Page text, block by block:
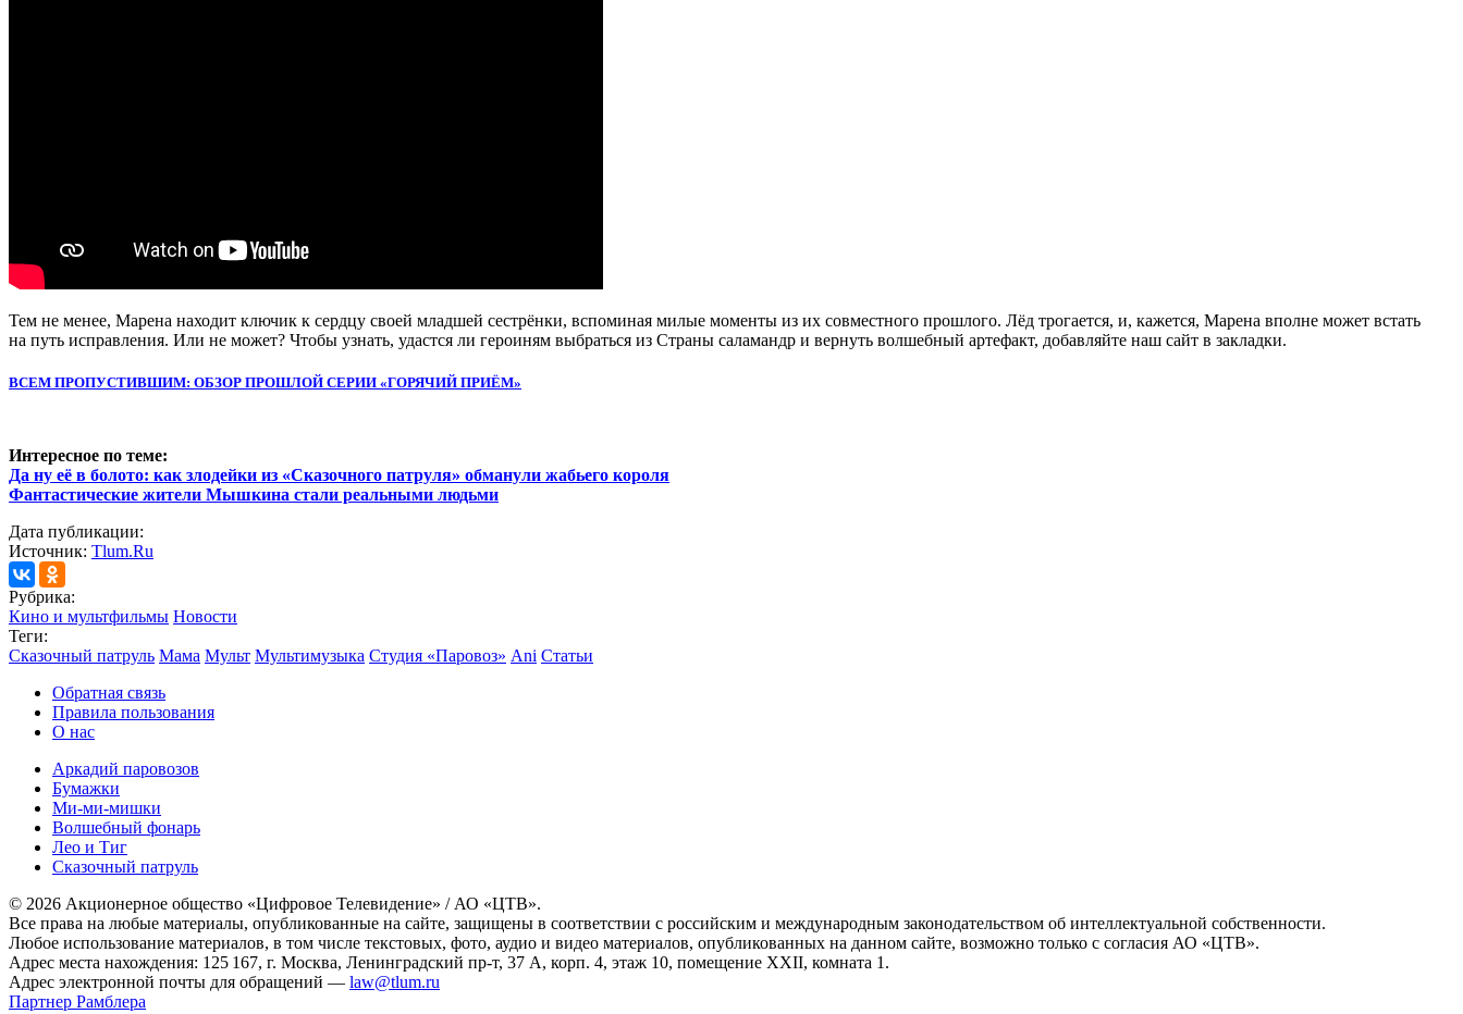
Тем не менее, Марена находит ключик к сердцу своей младшей сестрёнки, вспоминая милые моменты из их совместного прошлого. Лёд трогается, и, кажется, Марена вполне может встать
на путь исправления. Или не может? Чтобы узнать, удастся ли героиням выбраться из Страны саламандр и вернуть волшебный артефакт, добавляйте наш сайт в закладки.
ВСЕМ ПРОПУСТИВШИМ: ОБЗОР ПРОШЛОЙ СЕРИИ «ГОРЯЧИЙ ПРИЁМ»
Интересное по теме:
Да ну её в болото: как злодейки из «Сказочного патруля» обманули жабьего короля
Фантастические жители Мышкина стали реальными людьми
Дата публикации:
Источник: Tlum.Ru
Рубрика:
Кино и мультфильмы Новости
Теги:
Сказочный патруль Мама Мульт Мультимузыка Студия «Паровоз» Ani Статьи
Обратная связь
Правила пользования
О нас
Аркадий паровозов
Бумажки
Ми-ми-мишки
Волшебный фонарь
Лео и Тиг
Сказочный патруль
© 2026 Акционерное общество «Цифровое Телевидение» / АО «ЦТВ».
Все права на любые материалы, опубликованные на сайте, защищены в соответствии с российским и международным законодательством об интеллектуальной собственности.
Любое использование материалов, в том числе текстовых, фото, аудио и видео материалов, опубликованных на данном сайте, возможно только с согласия АО «ЦТВ».
Адрес места нахождения: 125 167, г. Москва, Ленинградский пр-т, 37 А, корп. 4, этаж 10, помещение XXII, комната 1.
Адрес электронной почты для обращений — law@tlum.ru
Партнер Рамблера